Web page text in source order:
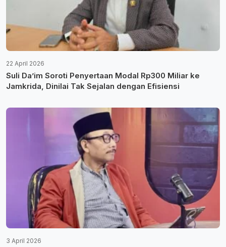
22 April 2026
Suli Da’im Soroti Penyertaan Modal Rp300 Miliar ke
Jamkrida, Dinilai Tak Sejalan dengan Efisiensi
3 April 2026